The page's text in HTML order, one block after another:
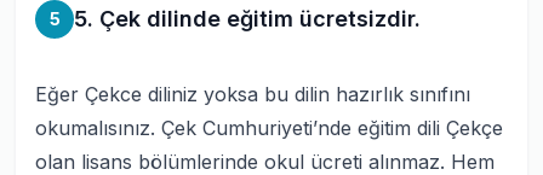
5 5. Çek dilinde eğitim ücretsizdir.
Eğer Çekce diliniz yoksa bu dilin hazırlık sınıfını
okumalısınız. Çek Cumhuriyeti’nde eğitim dili Çekçe
olan lisans bölümlerinde okul ücreti alınmaz. Hem